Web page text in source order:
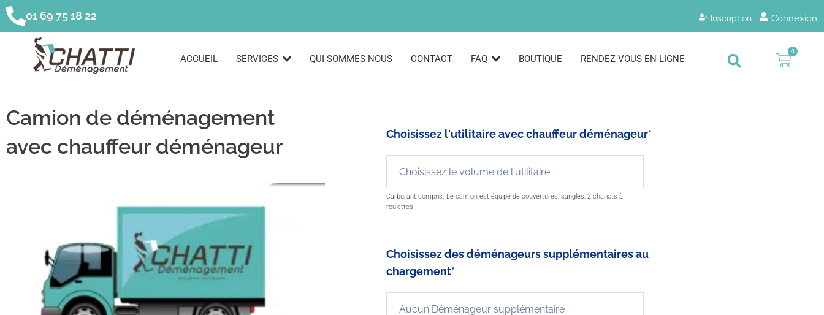
01 69 75 18 22 Inscription | Connexion
ACCUEIL SERVICES QUI SOMMES NOUS CONTACT FAQ BOUTIQUE RENDEZ-VOUS EN LIGNE
0
Camion de déménagement
avec chauffeur déménageur
Choisissez l'utilitaire avec chauffeur déménageur*
Carburant compris. Le camion est équipé de couvertures, sangles, 2 chariots à
roulettes
Choisissez des déménageurs supplémentaires au
chargement*